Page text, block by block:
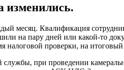
изменились.
месяц. Квалификация
на пару дней или какой-то
налоговой проверки, на
службы, при проведении